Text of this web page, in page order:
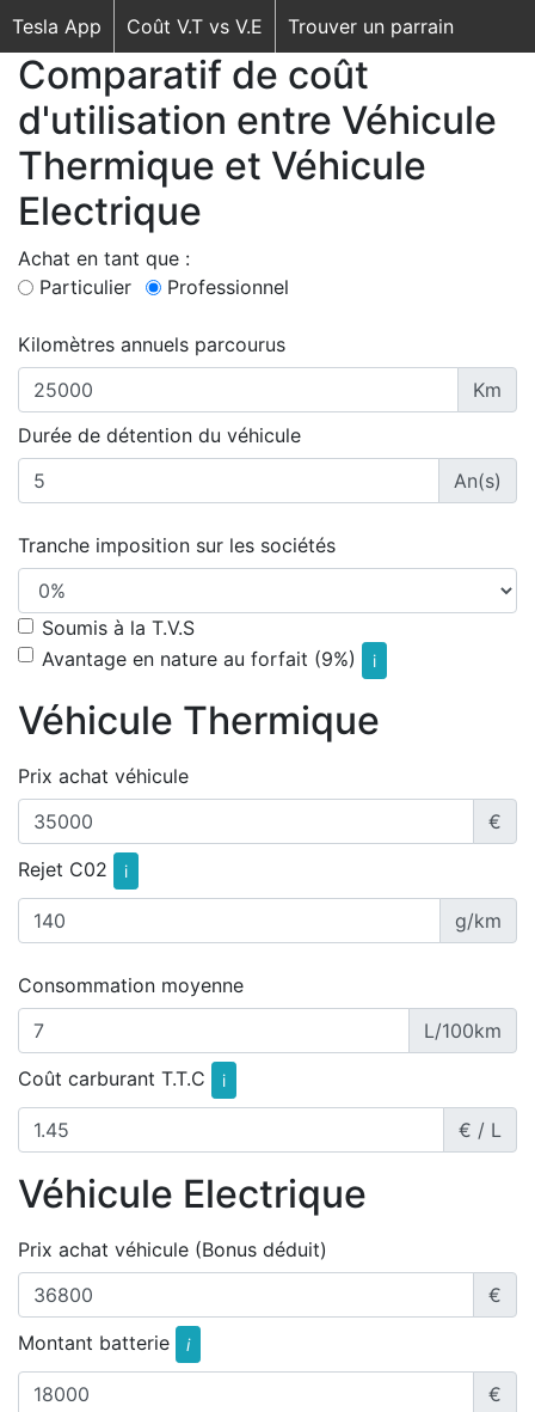
Tesla App Coût V.T vs V.E Trouver un parrain
Comparatif de coût
d'utilisation entre Véhicule
Thermique et Véhicule
Electrique
Achat en tant que :
Particulier
Professionnel
Kilomètres annuels parcourus
Km
Durée de détention du véhicule
An(s)
Tranche imposition sur les sociétés
Soumis à la T.V.S
Avantage en nature au forfait (9%)
i
Véhicule Thermique
Prix achat véhicule
€
Rejet C02
i
g/km
Consommation moyenne
L/100km
Coût carburant T.T.C
i
€ / L
Véhicule Electrique
Prix achat véhicule (Bonus déduit)
€
Montant batterie
i
€